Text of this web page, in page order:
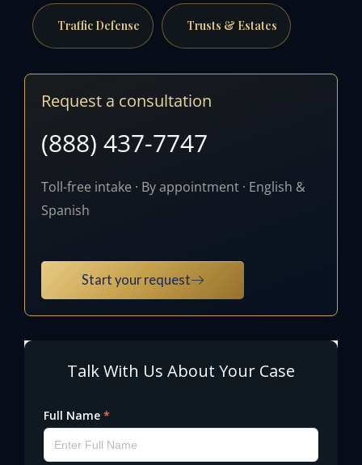
Traffic Defense Trusts & Estates
Request a consultation
(888) 437-7747
Toll-free intake · By appointment · English &
Spanish
Start your request